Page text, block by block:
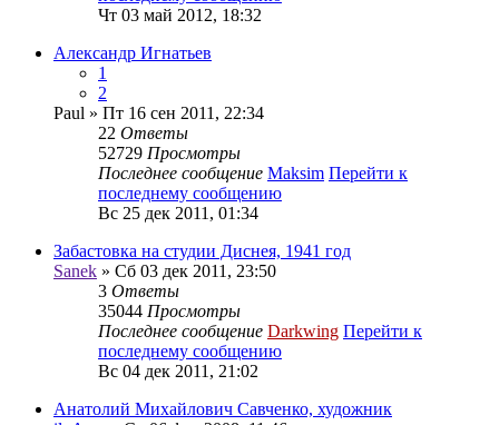
Чт 03 май 2012, 18:32
Александр Игнатьев
1
2
Paul » Пт 16 сен 2011, 22:34
22 Ответы
52729 Просмотры
Последнее сообщение Maksim Перейти к
последнему сообщению
Вс 25 дек 2011, 01:34
Забастовка на студии Диснея, 1941 год
Sanek » Сб 03 дек 2011, 23:50
3 Ответы
35044 Просмотры
Последнее сообщение Darkwing Перейти к
последнему сообщению
Вс 04 дек 2011, 21:02
Анатолий Михайлович Савченко, художник